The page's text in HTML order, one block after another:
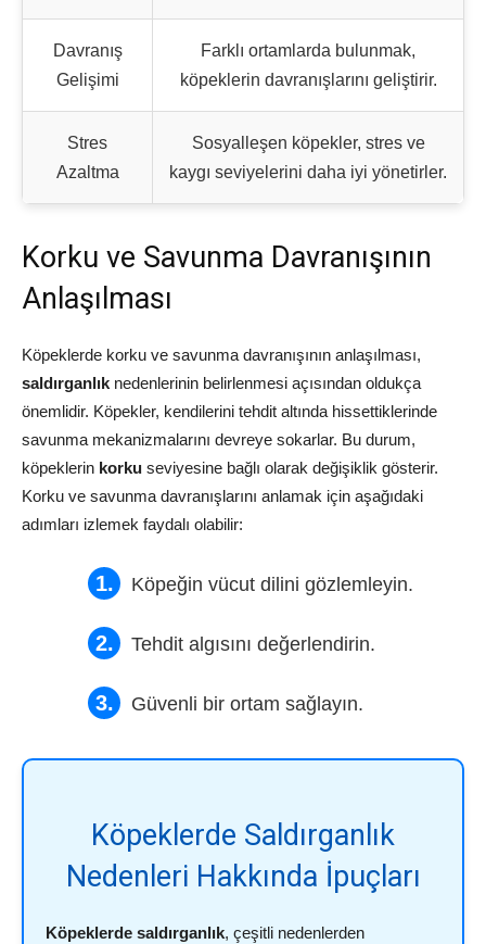
Davranış
Gelişimi
Farklı ortamlarda bulunmak,
köpeklerin davranışlarını geliştirir.
Stres
Azaltma
Sosyalleşen köpekler, stres ve
kaygı seviyelerini daha iyi yönetirler.
Korku ve Savunma Davranışının
Anlaşılması
Köpeklerde korku ve savunma davranışının anlaşılması,
saldırganlık nedenlerinin belirlenmesi açısından oldukça
önemlidir. Köpekler, kendilerini tehdit altında hissettiklerinde
savunma mekanizmalarını devreye sokarlar. Bu durum,
köpeklerin korku seviyesine bağlı olarak değişiklik gösterir.
Korku ve savunma davranışlarını anlamak için aşağıdaki
adımları izlemek faydalı olabilir:
Köpeğin vücut dilini gözlemleyin.
Tehdit algısını değerlendirin.
Güvenli bir ortam sağlayın.
Köpeklerde Saldırganlık
Nedenleri Hakkında İpuçları
Köpeklerde saldırganlık, çeşitli nedenlerden